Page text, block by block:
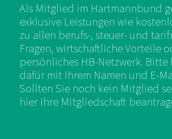
Als Mitglied im Hartmannbund
exklusive Leistungen wie
zu allen berufs-, steuer- und
Fragen, wirtschaftliche Vorteile
persönliches HB-Netzwerk. Bitte
dafür mit Ihrem Namen und E-
Sollten Sie noch kein Mitglied
hier Ihre Mitgliedschaft